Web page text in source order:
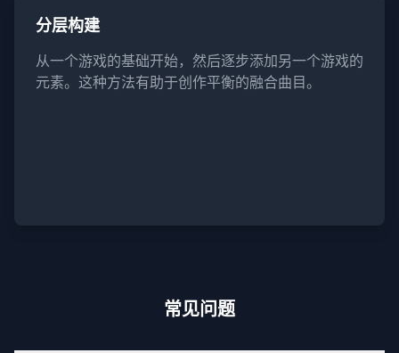
分层构建
从一个游戏的基础开始，然后逐步添加另一个游戏的
元素。这种方法有助于创作平衡的融合曲目。
常见问题